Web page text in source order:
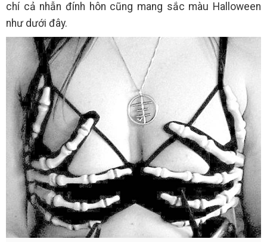
chí cả nhẫn đính hôn cũng mang sắc màu Halloween
như dưới đây.